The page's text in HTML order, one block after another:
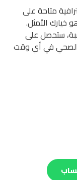
متاحة على
الأمثل.
ستحصل على
في أي وقت